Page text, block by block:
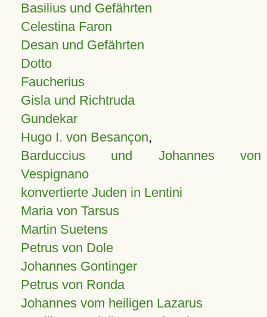
Basilius und Gefährten
Celestina Faron
Desan und Gefährten
Dotto
Faucherius
Gisla und Richtruda
Gundekar
Hugo I. von Besançon,
Barduccius und Johannes von
Vespignano
konvertierte Juden in Lentini
Maria von Tarsus
Martin Suetens
Petrus von Dole
Johannes Gontinger
Petrus von Ronda
Johannes vom heiligen Lazarus